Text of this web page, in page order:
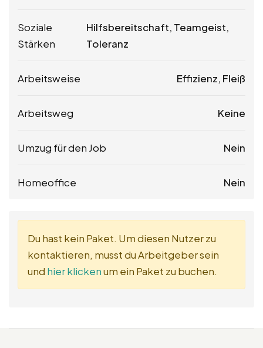
Soziale
Stärken
Hilfsbereitschaft, Teamgeist,
Toleranz
Arbeitsweise Effizienz, Fleiß
Arbeitsweg Keine
Umzug für den Job Nein
Homeoffice Nein
Du hast kein Paket. Um diesen Nutzer zu
kontaktieren, musst du Arbeitgeber sein
und hier klickenum ein Paket zu buchen.